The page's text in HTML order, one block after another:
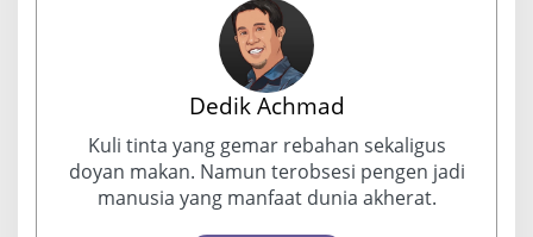
Dedik Achmad
Kuli tinta yang gemar rebahan sekaligus
doyan makan. Namun terobsesi pengen jadi
manusia yang manfaat dunia akherat.